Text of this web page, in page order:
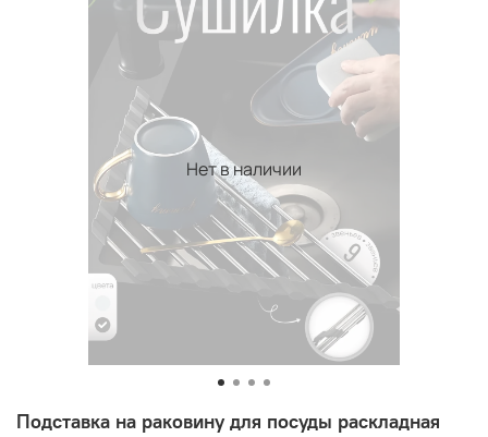
Нет в наличии
Подставка на раковину для посуды раскладная